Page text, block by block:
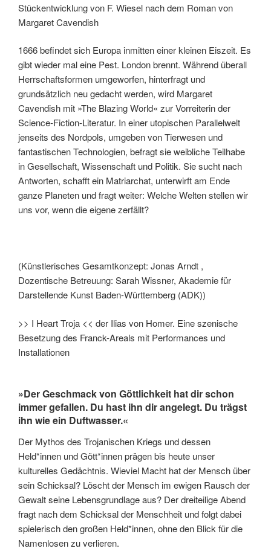
Stückentwicklung von F. Wiesel nach dem Roman von
Margaret Cavendish
1666 befindet sich Europa inmitten einer kleinen Eiszeit. Es
gibt wieder mal eine Pest. London brennt. Während überall
Herrschaftsformen umgeworfen, hinterfragt und
grundsätzlich neu gedacht werden, wird Margaret
Cavendish mit »The Blazing World« zur Vorreiterin der
Science-Fiction-Literatur. In einer utopischen Parallelwelt
jenseits des Nordpols, umgeben von Tierwesen und
fantastischen Technologien, befragt sie weibliche Teilhabe
in Gesellschaft, Wissenschaft und Politik. Sie sucht nach
Antworten, schafft ein Matriarchat, unterwirft am Ende
ganze Planeten und fragt weiter: Welche Welten stellen wir
uns vor, wenn die eigene zerfällt?
(Künstlerisches Gesamtkonzept: Jonas Arndt ,
Dozentische Betreuung: Sarah Wissner, Akademie für
Darstellende Kunst Baden-Württemberg (ADK))
>> I Heart Troja << der Ilias von Homer. Eine szenische
Besetzung des Franck-Areals mit Performances und
Installationen
»Der Geschmack von Göttlichkeit hat dir schon
immer gefallen. Du hast ihn dir angelegt. Du trägst
ihn wie ein Duftwasser.«
Der Mythos des Trojanischen Kriegs und dessen
Held*innen und Gött*innen prägen bis heute unser
kulturelles Gedächtnis. Wieviel Macht hat der Mensch über
sein Schicksal? Löscht der Mensch im ewigen Rausch der
Gewalt seine Lebensgrundlage aus? Der dreiteilige Abend
fragt nach dem Schicksal der Menschheit und folgt dabei
spielerisch den großen Held*innen, ohne den Blick für die
Namenlosen zu verlieren.